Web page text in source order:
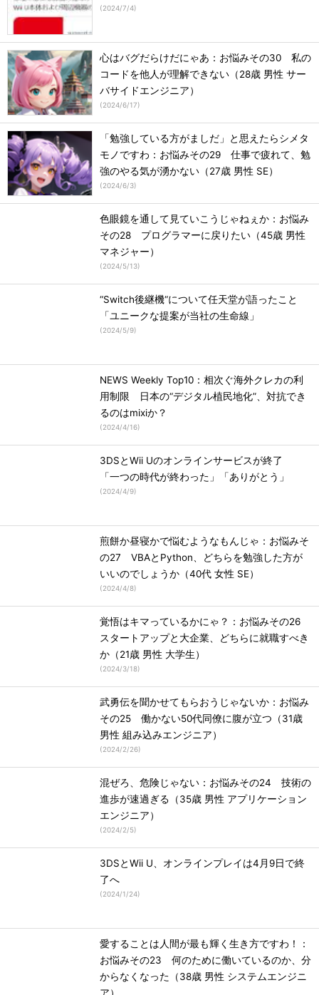
(2024/7/4)
心はバグだらけだにゃあ：お悩みその30 私の
コードを他人が理解できない（28歳 男性 サー
バサイドエンジニア）
(2024/6/17)
「勉強している方がましだ」と思えたらシメタ
モノですわ：お悩みその29 仕事で疲れて、勉
強のやる気が湧かない（27歳 男性 SE）
(2024/6/3)
色眼鏡を通して見ていこうじゃねぇか：お悩み
その28 プログラマーに戻りたい（45歳 男性
マネジャー）
(2024/5/13)
“Switch後継機“について任天堂が語ったこと
「ユニークな提案が当社の生命線」
(2024/5/9)
NEWS Weekly Top10：相次ぐ海外クレカの利
用制限 日本の“デジタル植民地化”、対抗でき
るのはmixiか？
(2024/4/16)
3DSとWii Uのオンラインサービスが終了
「一つの時代が終わった」「ありがとう」
(2024/4/9)
煎餅か昼寝かで悩むようなもんじゃ：お悩みそ
の27 VBAとPython、どちらを勉強した方が
いいのでしょうか（40代 女性 SE）
(2024/4/8)
覚悟はキマっているかにゃ？：お悩みその26
スタートアップと大企業、どちらに就職すべき
か（21歳 男性 大学生）
(2024/3/18)
武勇伝を聞かせてもらおうじゃないか：お悩み
その25 働かない50代同僚に腹が立つ（31歳
男性 組み込みエンジニア）
(2024/2/26)
混ぜろ、危険じゃない：お悩みその24 技術の
進歩が速過ぎる（35歳 男性 アプリケーション
エンジニア）
(2024/2/5)
3DSとWii U、オンラインプレイは4月9日で終
了へ
(2024/1/24)
愛することは人間が最も輝く生き方ですわ！：
お悩みその23 何のために働いているのか、分
からなくなった（38歳 男性 システムエンジニ